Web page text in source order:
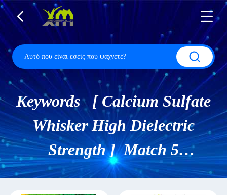
Keywords [ Calcium Sulfate
Whisker High Dielectric
Strength ] Match 5
Προϊόντα.